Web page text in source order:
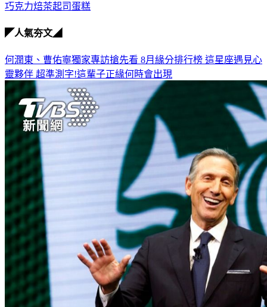
巧克力焙茶起司蛋糕
◤人氣夯文◢
何潤東、曹佑寧獨家專訪搶先看 8月緣分排行榜 這星座遇見心
靈夥伴 超準測字!這輩子正緣何時會出現